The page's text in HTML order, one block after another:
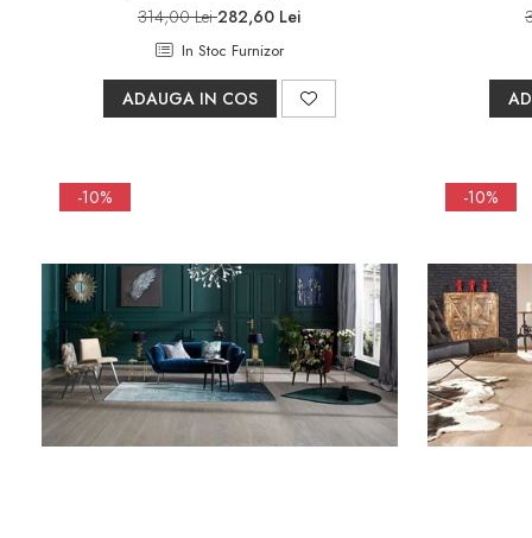
314,00 Lei282,60 Lei
In Stoc Furnizor
ADAUGA IN COS
-10% -10%